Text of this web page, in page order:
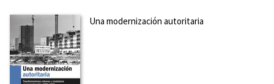
Una modernización autoritaria